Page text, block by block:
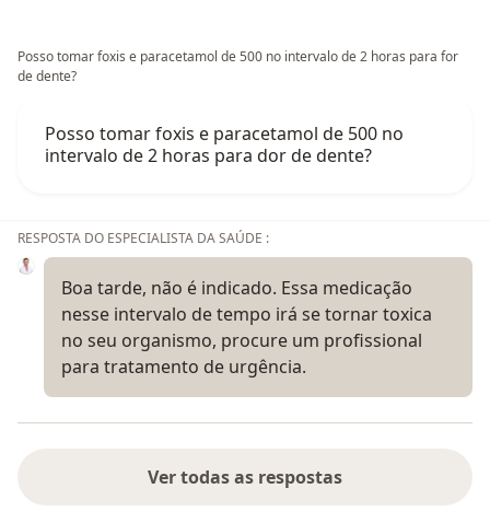
Posso tomar foxis e paracetamol de 500 no intervalo de 2 horas para for
de dente?
Posso tomar foxis e paracetamol de 500 no
intervalo de 2 horas para dor de dente?
RESPOSTA DO ESPECIALISTA DA SAÚDE :
Boa tarde, não é indicado. Essa medicação
nesse intervalo de tempo irá se tornar toxica
no seu organismo, procure um profissional
para tratamento de urgência.
Ver todas as respostas